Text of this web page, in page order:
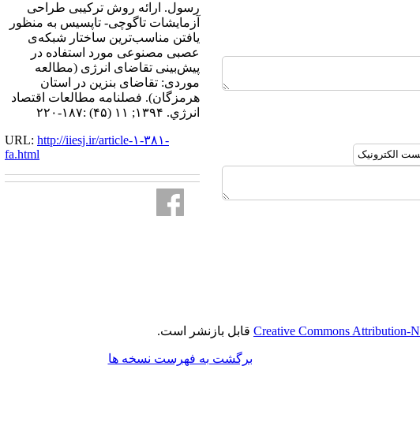
رسول. ارائه روش ترکیبی طراحی
آزمایشات تاگوچی- تاپسیس به منظور
یافتن مناسب‌ترین ساختار شبکه‌ی
عصبی مصنوعی مورد استفاده در
پیش‌بینی تقاضای انرژی (مطالعه
موردی: تقاضای بنزین در استان
هرمزگان). فصلنامه مطالعات اقتصاد
انرژي. ۱۳۹۴; ۱۱ (۴۵) :۱۸۷-۲۲۰
URL: http://iiesj.ir/article-۱-۳۸۱-
fa.html
Creative Commons Attribution- قابل بازنشر است.
برگشت به فهرست نسخه ها